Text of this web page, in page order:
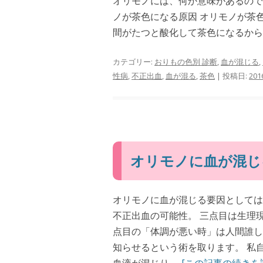
ノが茶色になる原因 オリモノが茶
間がたつと酸化して茶色になるか
カテゴリー: おりもの色別 診断, 血が混じる,
性病,不正出血, 血が混る,茶色 | 投稿日:
オリモノに血が混
オリモノに血が混じる要因として
不正出血の可能性。 三点目は生理
点目の「体調が悪い時」は人間誰
知らせるという術を取ります。 私